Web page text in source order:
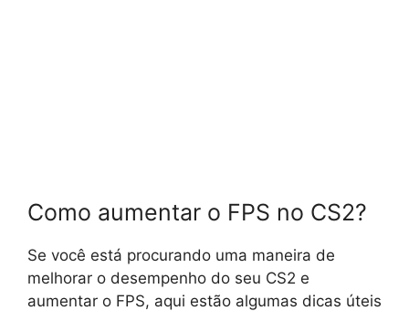
Como aumentar o FPS no CS2?
Se você está procurando uma maneira de
melhorar o desempenho do seu CS2 e
aumentar o FPS, aqui estão algumas dicas úteis